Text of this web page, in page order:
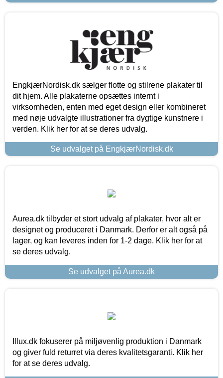
EngkjærNordisk.dk sælger flotte og stilrene plakater til
dit hjem. Alle plakaterne opsættes internt i
virksomheden, enten med eget design eller kombineret
med nøje udvalgte illustrationer fra dygtige kunstnere i
verden. Klik her for at se deres udvalg.
Se udvalget på EngkjærNordisk.dk
Aurea.dk tilbyder et stort udvalg af plakater, hvor alt er
designet og produceret i Danmark. Derfor er alt også på
lager, og kan leveres inden for 1-2 dage. Klik her for at
se deres udvalg.
Se udvalget på Aurea.dk
Illux.dk fokuserer på miljøvenlig produktion i Danmark
og giver fuld returret via deres kvalitetsgaranti. Klik her
for at se deres udvalg.